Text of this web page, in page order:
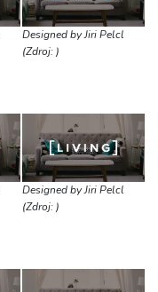
Designed by Jiri Pelcl
(Zdroj: )
Designed by Jiri Pelcl
(Zdroj: )